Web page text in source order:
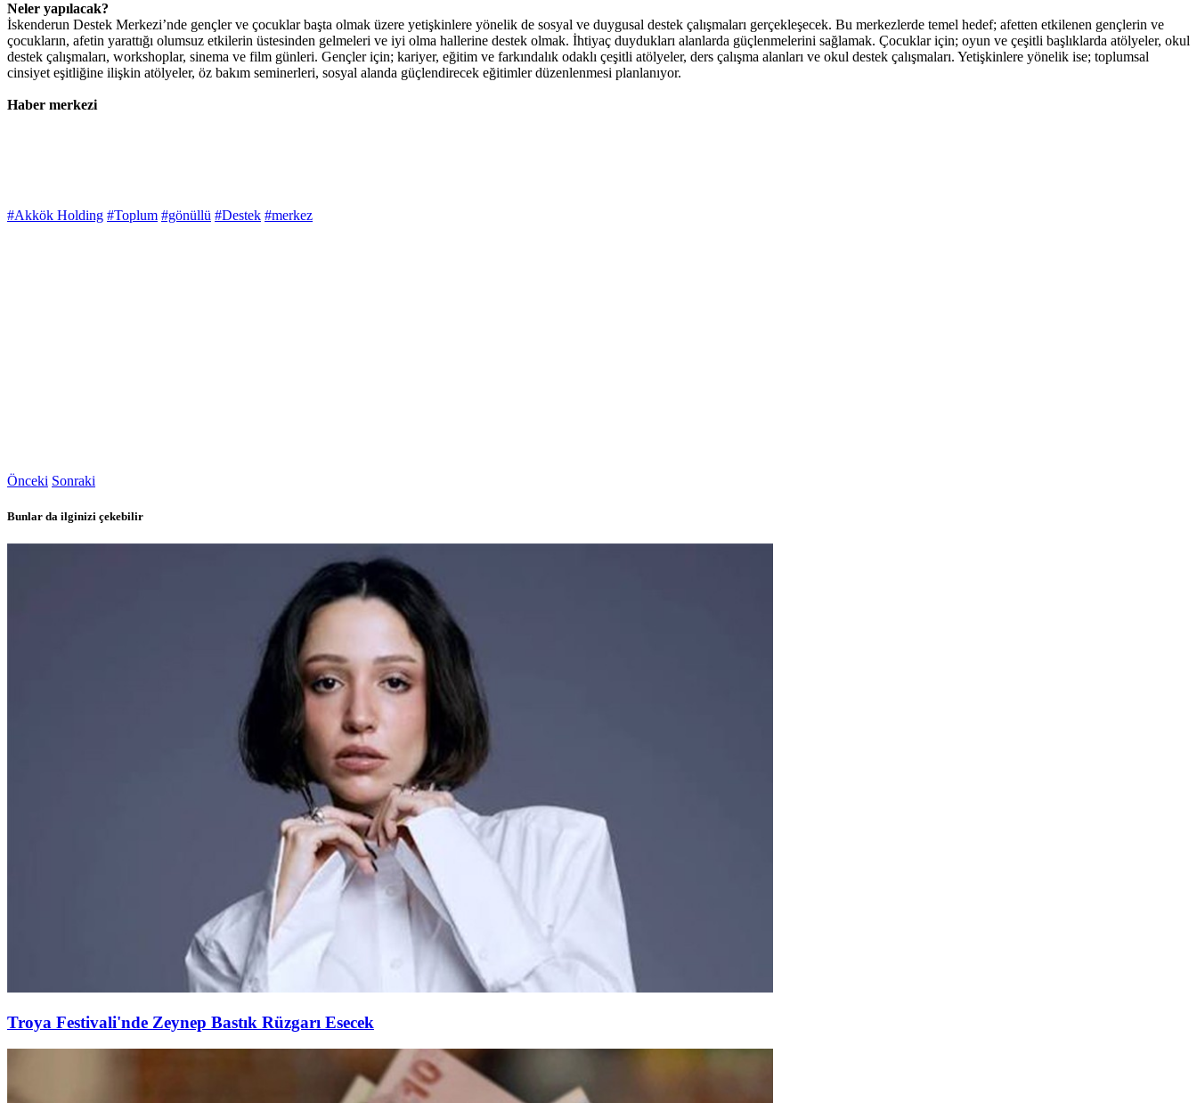
Neler yapılacak?
İskenderun Destek Merkezi’nde gençler ve çocuklar başta olmak üzere yetişkinlere yönelik de sosyal ve duygusal destek çalışmaları gerçekleşecek. Bu merkezlerde temel hedef; afetten etkilenen gençlerin ve
çocukların, afetin yarattığı olumsuz etkilerin üstesinden gelmeleri ve iyi olma hallerine destek olmak. İhtiyaç duydukları alanlarda güçlenmelerini sağlamak. Çocuklar için; oyun ve çeşitli başlıklarda atölyeler, okul
destek çalışmaları, workshoplar, sinema ve film günleri. Gençler için; kariyer, eğitim ve farkındalık odaklı çeşitli atölyeler, ders çalışma alanları ve okul destek çalışmaları. Yetişkinlere yönelik ise; toplumsal
cinsiyet eşitliğine ilişkin atölyeler, öz bakım seminerleri, sosyal alanda güçlendirecek eğitimler düzenlenmesi planlanıyor.
Haber merkezi
#Akkök Holding #Toplum #gönüllü #Destek #merkez
Önceki Sonraki
Bunlar da ilginizi çekebilir
Troya Festivali'nde Zeynep Bastık Rüzgarı Esecek